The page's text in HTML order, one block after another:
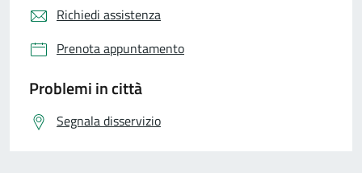
Richiedi assistenza
Prenota appuntamento
Problemi in città
Segnala disservizio